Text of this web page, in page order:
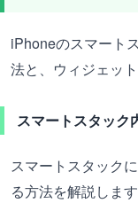
iPhoneのスマート
法と、ウィジェッ
スマートスタック
スマートスタック
る方法を解説します